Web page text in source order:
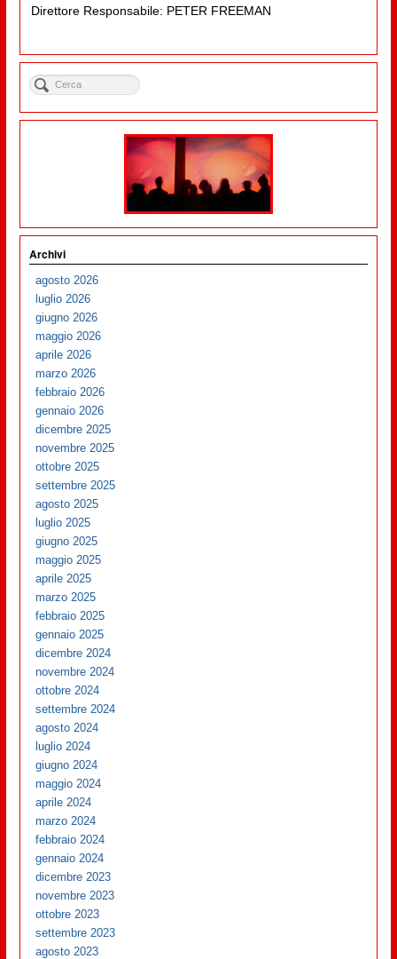
Direttore Responsabile: PETER FREEMAN
Archivi
agosto 2026
luglio 2026
giugno 2026
maggio 2026
aprile 2026
marzo 2026
febbraio 2026
gennaio 2026
dicembre 2025
novembre 2025
ottobre 2025
settembre 2025
agosto 2025
luglio 2025
giugno 2025
maggio 2025
aprile 2025
marzo 2025
febbraio 2025
gennaio 2025
dicembre 2024
novembre 2024
ottobre 2024
settembre 2024
agosto 2024
luglio 2024
giugno 2024
maggio 2024
aprile 2024
marzo 2024
febbraio 2024
gennaio 2024
dicembre 2023
novembre 2023
ottobre 2023
settembre 2023
agosto 2023